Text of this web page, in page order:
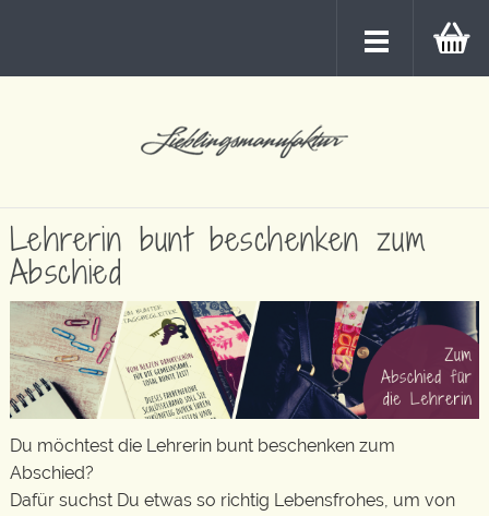
Lehrerin bunt beschenken zum
Abschied
Du möchtest die Lehrerin bunt beschenken zum
Abschied?
Dafür suchst Du etwas so richtig Lebensfrohes, um von